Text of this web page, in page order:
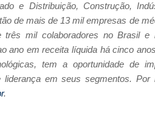
e Distribuição, Construção,
de mais de 13 mil empresas de
mil colaboradores no Brasil
ano em receita líquida há cinco
tem a oportunidade de
liderança em seus segmentos.
.